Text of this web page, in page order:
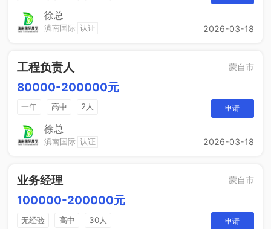
徐总
滇南国际 认证 2026-03-18
工程负责人 蒙自市
80000-200000元
一年 高中 2人 申请
徐总
滇南国际 认证 2026-03-18
业务经理 蒙自市
100000-200000元
无经验 高中 30人 申请